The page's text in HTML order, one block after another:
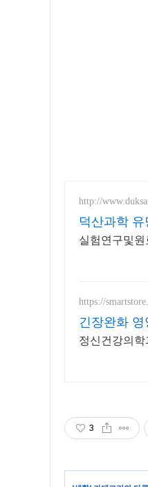
http://
덕산과학 유
실험연구및원
https://
긴장완화
정신건강의
3